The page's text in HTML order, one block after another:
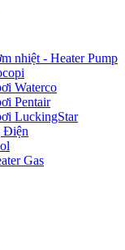
nhiệt - Heater Pump
Waterco
Pentair
LuckingStar
Điện
Gas